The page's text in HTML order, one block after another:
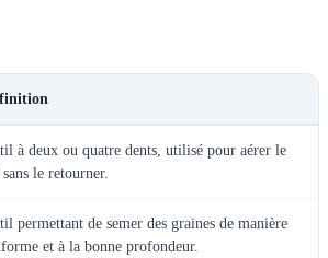
à deux ou quatre dents, utilisé pour aérer le
le retourner.
permettant de semer des graines de manière
et à la bonne profondeur.